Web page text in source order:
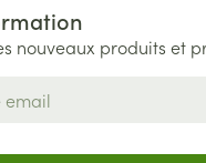
nouveaux produits et